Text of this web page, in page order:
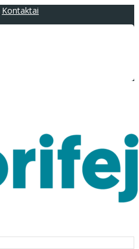
Kontaktai